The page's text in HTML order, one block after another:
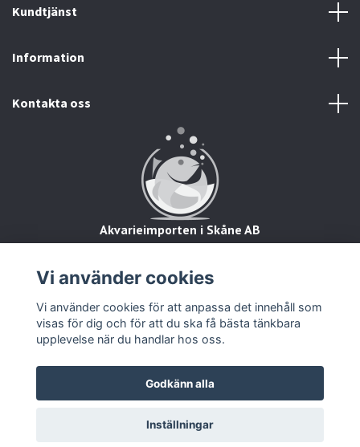
Kundtjänst
Information
Kontakta oss
Akvarieimporten i Skåne AB
28234 Tyringe
Org.nr: 559093-8832
© 2026 Zooimport
Vi använder cookies
Vi använder cookies för att anpassa det innehåll som
visas för dig och för att du ska få bästa tänkbara
upplevelse när du handlar hos oss.
Godkänn alla
Inställningar